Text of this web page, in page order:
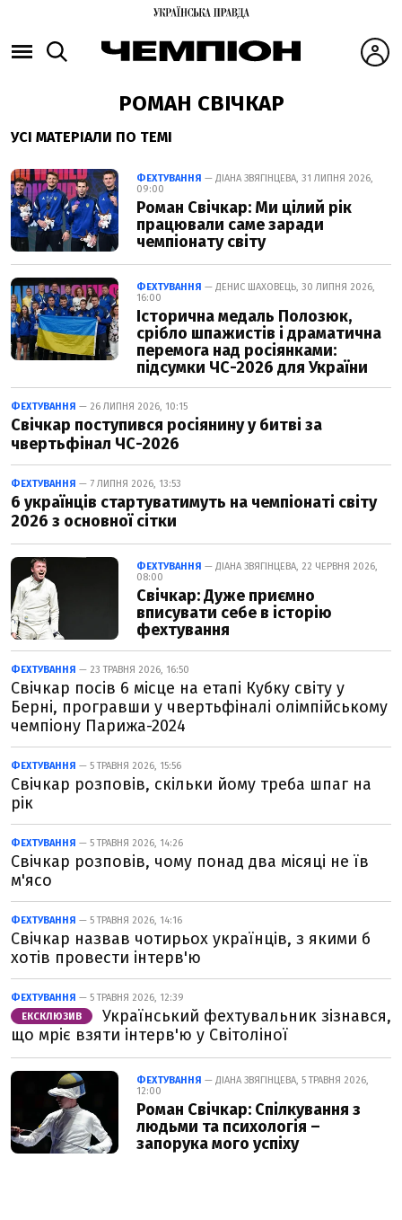
РОМАН СВІЧКАР
УСІ МАТЕРІАЛИ ПО ТЕМІ
ФЕХТУВАННЯ — ДІАНА ЗВЯГІНЦЕВА, 31 ЛИПНЯ 2026,
09:00
Роман Свічкар: Ми цілий рік
працювали саме заради
чемпіонату світу
ФЕХТУВАННЯ — ДЕНИС ШАХОВЕЦЬ, 30 ЛИПНЯ 2026,
16:00
Історична медаль Полозюк,
срібло шпажистів і драматична
перемога над росіянками:
підсумки ЧС-2026 для України
ФЕХТУВАННЯ — 26 ЛИПНЯ 2026, 10:15
Свічкар поступився росіянину у битві за
чвертьфінал ЧС-2026
ФЕХТУВАННЯ — 7 ЛИПНЯ 2026, 13:53
6 українців стартуватимуть на чемпіонаті світу
2026 з основної сітки
ФЕХТУВАННЯ — ДІАНА ЗВЯГІНЦЕВА, 22 ЧЕРВНЯ 2026,
08:00
Свічкар: Дуже приємно
вписувати себе в історію
фехтування
ФЕХТУВАННЯ — 23 ТРАВНЯ 2026, 16:50
Свічкар посів 6 місце на етапі Кубку світу у
Берні, програвши у чвертьфіналі олімпійському
чемпіону Парижа-2024
ФЕХТУВАННЯ — 5 ТРАВНЯ 2026, 15:56
Свічкар розповів, скільки йому треба шпаг на
рік
ФЕХТУВАННЯ — 5 ТРАВНЯ 2026, 14:26
Свічкар розповів, чому понад два місяці не їв
м'ясо
ФЕХТУВАННЯ — 5 ТРАВНЯ 2026, 14:16
Свічкар назвав чотирьох українців, з якими б
хотів провести інтерв'ю
ФЕХТУВАННЯ — 5 ТРАВНЯ 2026, 12:39
ЕКСКЛЮЗИВ
Український фехтувальник зізнався,
що мріє взяти інтерв'ю у Світоліної
ФЕХТУВАННЯ — ДІАНА ЗВЯГІНЦЕВА, 5 ТРАВНЯ 2026,
12:00
Роман Свічкар: Спілкування з
людьми та психологія –
запорука мого успіху